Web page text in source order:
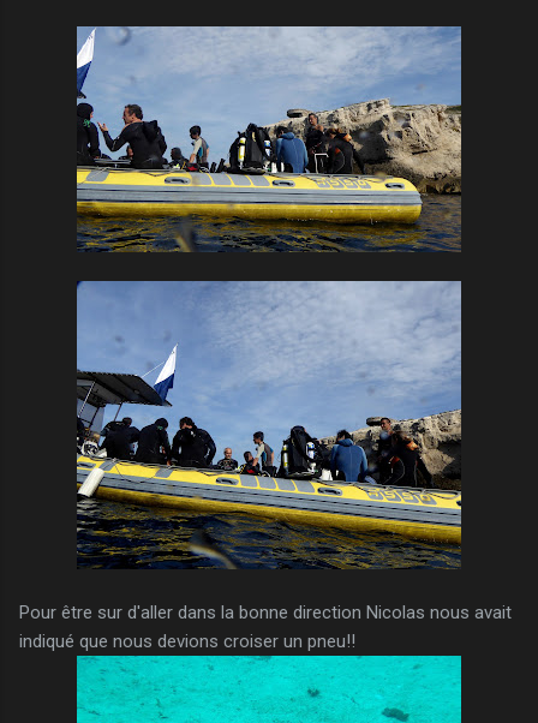
Pour être sur d'aller dans la bonne direction Nicolas nous avait
indiqué que nous devions croiser un pneu!!